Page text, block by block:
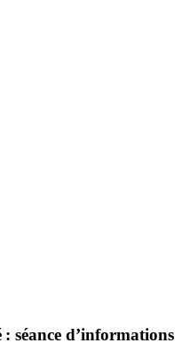
séance d’informations